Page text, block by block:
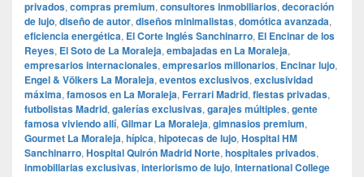
privados, compras premium, consultores inmobiliarios, decoración
de lujo, diseño de autor, diseños minimalistas, domótica avanzada,
eficiencia energética, El Corte Inglés Sanchinarro, El Encinar de los
Reyes, El Soto de La Moraleja, embajadas en La Moraleja,
empresarios internacionales, empresarios millonarios, Encinar lujo,
Engel & Völkers La Moraleja, eventos exclusivos, exclusividad
máxima, famosos en La Moraleja, Ferrari Madrid, fiestas privadas,
futbolistas Madrid, galerías exclusivas, garajes múltiples, gente
famosa viviendo allí, Gilmar La Moraleja, gimnasios premium,
Gourmet La Moraleja, hípica, hipotecas de lujo, Hospital HM
Sanchinarro, Hospital Quirón Madrid Norte, hospitales privados,
inmobiliarias exclusivas, interiorismo de lujo, International College